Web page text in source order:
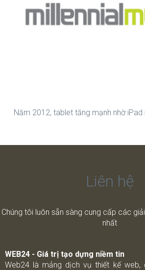
Năm 2012, tablet tăng mạnh nhờ iPad
Liên hệ
Chúng tôi luôn sẵn sàng cung cấp các
nhất
WEB24 - Giá trị tạo dựng niềm tin
Web24 là mảng dịch vụ thiết kế web,